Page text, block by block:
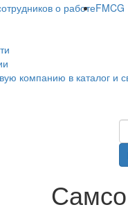
о работеFMCG
компанию в каталог и